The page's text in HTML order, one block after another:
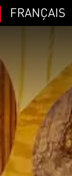
FRANÇAIS